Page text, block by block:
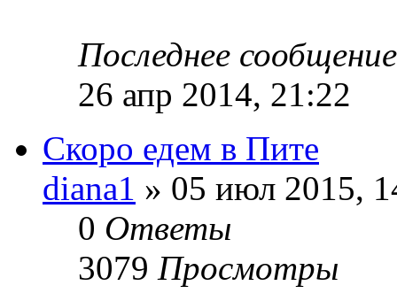
Последнее
26 апр 2014, 21:22
Скоро едем в Пите
diana1 » 05 июл 2015,
0 Ответы
3079 Просмотры